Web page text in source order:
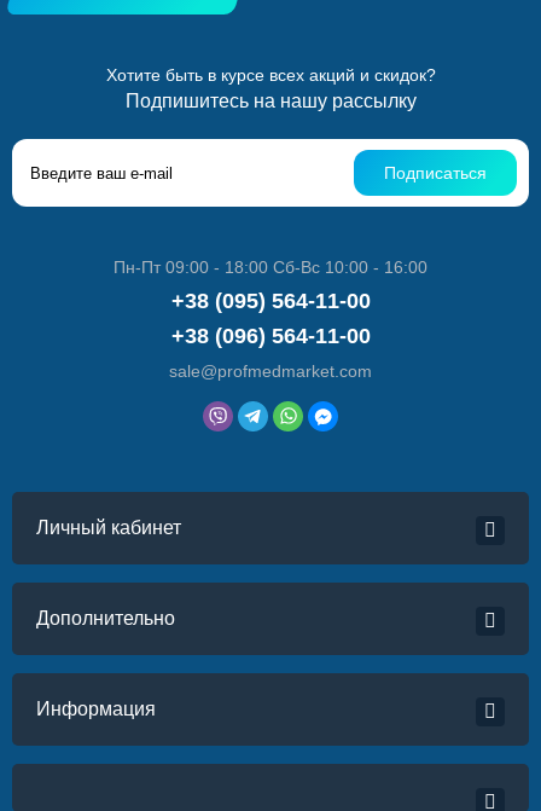
Хотите быть в курсе всех акций и скидок?
Подпишитесь на нашу рассылку
Подписаться
Пн-Пт 09:00 - 18:00 Сб-Вс 10:00 - 16:00
+38 (095) 564-11-00
+38 (096) 564-11-00
sale@profmedmarket.com
Личный кабинет
Дополнительно
Информация